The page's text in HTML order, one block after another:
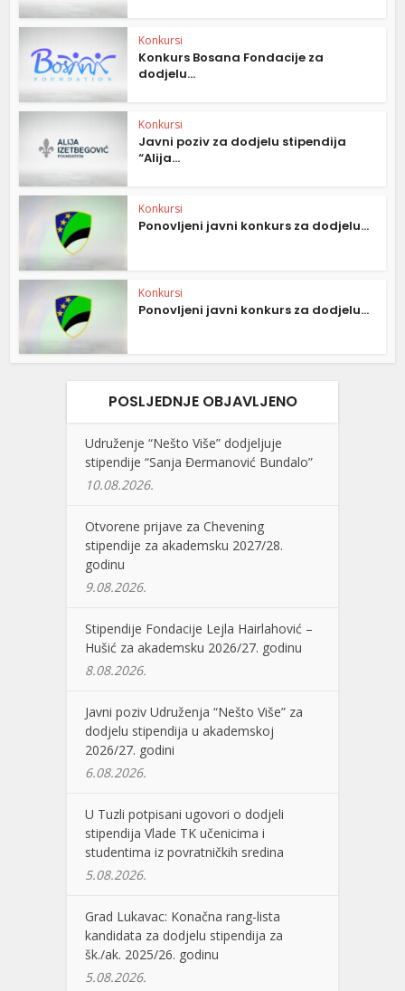
Konkursi
Konkurs Bosana Fondacije za
dodjelu...
Konkursi
Javni poziv za dodjelu stipendija
“Alija...
Konkursi
Ponovljeni javni konkurs za dodjelu...
Konkursi
Ponovljeni javni konkurs za dodjelu...
POSLJEDNJE OBJAVLJENO
Udruženje “Nešto Više” dodjeljuje
stipendije “Sanja Đermanović Bundalo”
10.08.2026.
Otvorene prijave za Chevening
stipendije za akademsku 2027/28.
godinu
9.08.2026.
Stipendije Fondacije Lejla Hairlahović –
Hušić za akademsku 2026/27. godinu
8.08.2026.
Javni poziv Udruženja “Nešto Više” za
dodjelu stipendija u akademskoj
2026/27. godini
6.08.2026.
U Tuzli potpisani ugovori o dodjeli
stipendija Vlade TK učenicima i
studentima iz povratničkih sredina
5.08.2026.
Grad Lukavac: Konačna rang-lista
kandidata za dodjelu stipendija za
šk./ak. 2025/26. godinu
5.08.2026.